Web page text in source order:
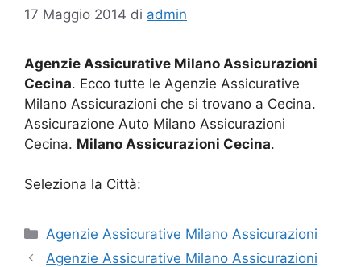
17 Maggio 2014 di admin
Agenzie Assicurative Milano Assicurazioni
Cecina. Ecco tutte le Agenzie Assicurative
Milano Assicurazioni che si trovano a Cecina.
Assicurazione Auto Milano Assicurazioni
Cecina. Milano Assicurazioni Cecina.
Seleziona la Città:
Categorie
Agenzie Assicurative Milano Assicurazioni
Agenzie Assicurative Milano Assicurazioni